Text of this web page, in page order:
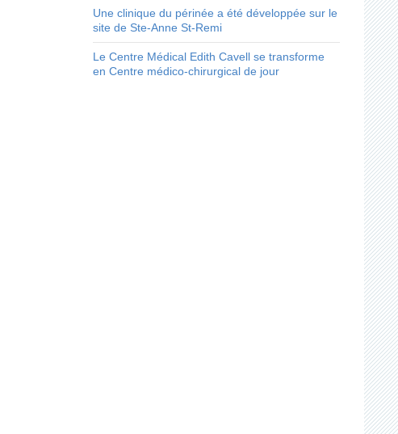
Une clinique du périnée a été développée sur le
site de Ste-Anne St-Remi
Le Centre Médical Edith Cavell se transforme
en Centre médico-chirurgical de jour